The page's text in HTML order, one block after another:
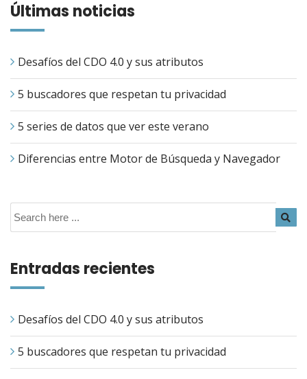
Últimas noticias
Desafíos del CDO 4.0 y sus atributos
5 buscadores que respetan tu privacidad
5 series de datos que ver este verano
Diferencias entre Motor de Búsqueda y Navegador
Entradas recientes
Desafíos del CDO 4.0 y sus atributos
5 buscadores que respetan tu privacidad